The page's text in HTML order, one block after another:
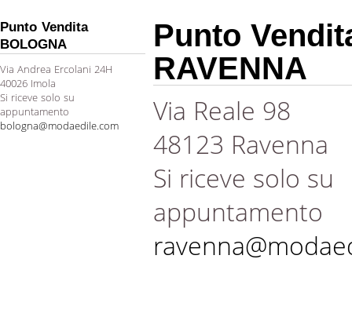
Punto Vendita
BOLOGNA
Via Andrea Ercolani 24H
40026 Imola
Si riceve solo su
appuntamento
bologna@modaedile.com
Punto
RAVENNA
Via Reale 98
48123 Ravenna
Si riceve solo su
appuntamento